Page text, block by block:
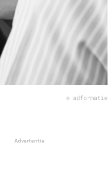
© adformatie
Advertentie